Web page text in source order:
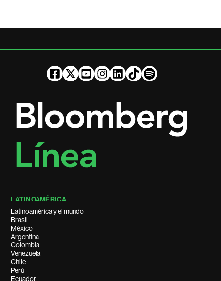
LATINOAMÉRICA
Latinoamérica y el mundo
Brasil
México
Argentina
Colombia
Venezuela
Chile
Perú
Ecuador